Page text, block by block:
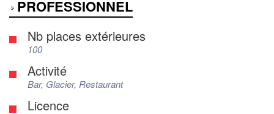
PROFESSIONNEL
Nb places extérieures
100
Activité
Bar, Glacier, Restaurant
Licence